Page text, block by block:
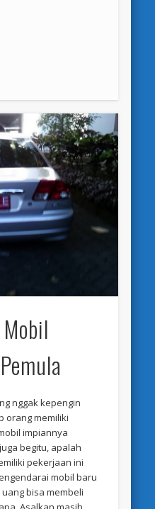
nggak kepengin
orang memiliki
impiannya
begitu, apalah
pekerjaan ini
mobil baru
bisa membeli